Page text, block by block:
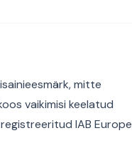
mitte
vaikimisi keelatud
IAB Europe